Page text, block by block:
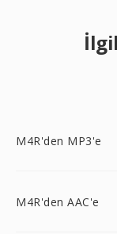
M4R'den MP3'e
M4R'den AAC'e